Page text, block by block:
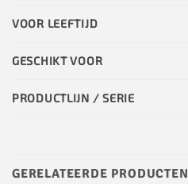
VOOR LEEFTIJD
GESCHIKT VOOR
PRODUCTLIJN / SERIE
GERELATEERDE PRODUCTEN